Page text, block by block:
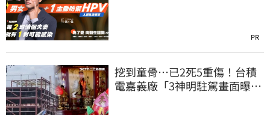
PR
挖到童骨…已2死5重傷！台積
電嘉義廠「3神明駐駕畫面曝